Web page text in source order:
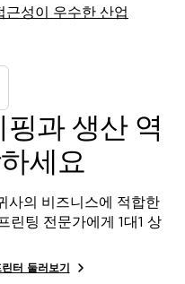
근성이 우수한 산업
과 생산 역
세요
사의 비즈니스에 적합한
린팅 전문가에게 1대1 상
둘러보기